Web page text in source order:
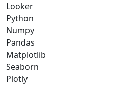
Looker
Python
Numpy
Pandas
Matplotlib
Seaborn
Plotly